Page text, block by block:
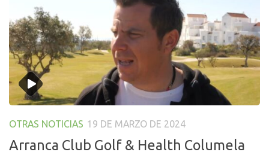
OTRAS NOTICIAS 19 DE MARZO DE 2024
Arranca Club Golf & Health Columela